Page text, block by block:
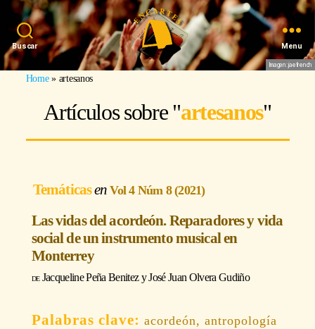
Buscar Menu
Imagen: jaefrench
Home» artesanos
Artículos sobre "artesanos"
Temáticas Vol 4 Núm 8 (2021)
Las vidas del acordeón. Reparadores y vida
social de un instrumento musical en
Monterrey
Jacqueline Peña BenitezyJosé Juan Olvera Gudiño
acordeón, antropología